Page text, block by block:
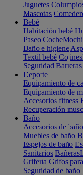
Juguetes
Mascotas
Bebé
Habitación bebé
Paseo Coche
Baño e higiene
Textil bebé Cojines
Seguridad Barreras
Deporte
Equipamiento de
Equipamiento de
Accesorios fitness
Recuperación
Baño
Accesorios de baño
Muebles de baño
Espejos de baño
Sanitarios Bañeras
Grifería Grifos
Seguridad de baño